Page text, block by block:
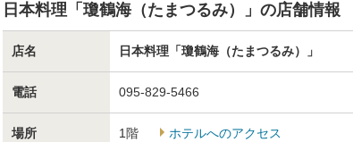
日本料理「瓊鶴海（たまつるみ）」の店舗情報
店名 日本料理「瓊鶴海（たまつるみ）」
電話 095-829-5466
場所 1階 ホテルへのアクセス